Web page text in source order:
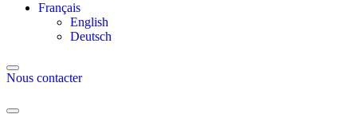
Français
English
Deutsch
Nous contacter